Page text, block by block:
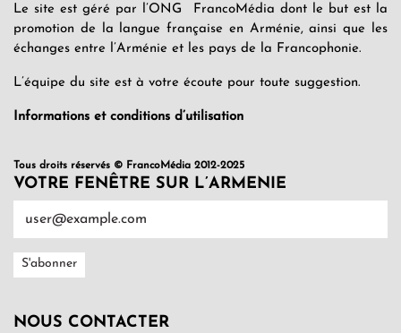
Le site est géré par l’ONG FrancoMédia dont le but est la
promotion de la langue française en Arménie, ainsi que les
échanges entre l’Arménie et les pays de la Francophonie.
L’équipe du site est à votre écoute pour toute suggestion.
Informations et conditions d’utilisation
Tous droits réservés © FrancoMédia 2012-2025
VOTRE FENÊTRE SUR L’ARMENIE
NOUS CONTACTER